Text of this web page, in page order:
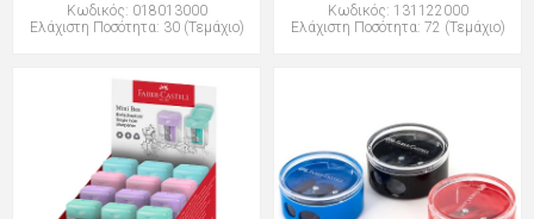
Κωδικός: 018013000
Ελάχιστη Ποσότητα: 30 (Τεμάχιο)
Κωδικός: 131122000
Ελάχιστη Ποσότητα: 72 (Τεμάχιο)